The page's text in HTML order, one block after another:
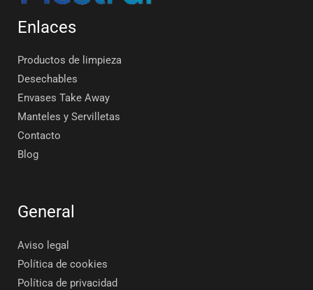
Enlaces
Productos de limpieza
Desechables
Envases Take Away
Manteles y Servilletas
Contacto
Blog
General
Aviso legal
Política de cookies
Política de privacidad